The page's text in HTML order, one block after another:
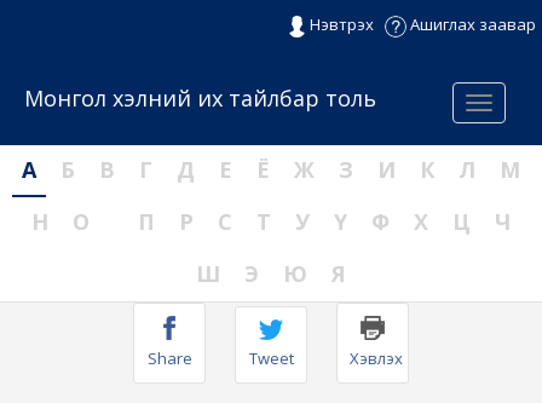
Нэвтрэх Ашиглах заавар
Menu
Монгол хэлний их тайлбар толь
А Б В Г Д Е Ё Ж З И К Л
М
Н
О П Р С Т У Ү Ф Х Ц
Ч
Ш
Э Ю Я
Share Tweet Хэвлэх